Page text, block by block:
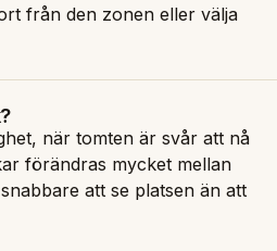
från den zonen eller välja
när tomten är svår att nå
förändras mycket mellan
att se platsen än att